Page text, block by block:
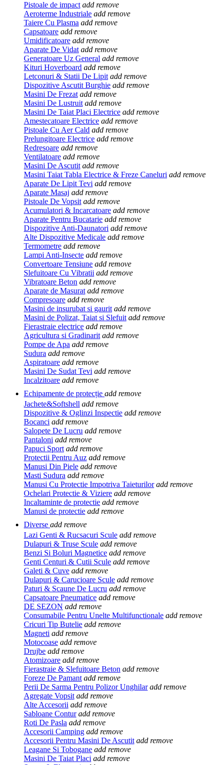
Pistoale de impact add remove
Aeroterme Industriale add remove
Taiere Cu Plasma add remove
Capsatoare add remove
Umidificatoare add remove
Aparate De Vidat add remove
Generatoare Uz General add remove
Kituri Hoverboard add remove
Letconuri & Statii De Lipit add remove
Dispozitive Ascutit Burghie add remove
Masini De Frezat add remove
Masini De Lustruit add remove
Masini De Taiat Placi Electrice add remove
Amestecatoare Electrice add remove
Pistoale Cu Aer Cald add remove
Prelungitoare Electrice add remove
Redresoare add remove
Ventilatoare add remove
Masini De Ascutit add remove
Masini Taiat Tabla Electrice & Freze Caneluri add remove
Aparate De Lipit Tevi add remove
Aparate Masaj add remove
Pistoale De Vopsit add remove
Acumulatori & Incarcatoare add remove
Aparate Pentru Bucatarie add remove
Dispozitive Anti-Daunatori add remove
Alte Dispozitive Medicale add remove
Termometre add remove
Lampi Anti-Insecte add remove
Convertoare Tensiune add remove
Slefuitoare Cu Vibratii add remove
Vibratoare Beton add remove
Aparate de Masurat add remove
Compresoare add remove
Masini de insurubat si gaurit add remove
Masini de Polizat, Taiat si Slefuit add remove
Fierastraie electrice add remove
Agricultura si Gradinarit add remove
Pompe de Apa add remove
Sudura add remove
Aspiratoare add remove
Masini De Sudat Tevi add remove
Incalzitoare add remove
Echipamente de protecție add remove
Jachete&Softshell add remove
Dispozitive & Oglinzi Inspectie add remove
Bocanci add remove
Salopete De Lucru add remove
Pantaloni add remove
Papuci Sport add remove
Protectii Pentru Auz add remove
Manusi Din Piele add remove
Masti Sudura add remove
Manusi Cu Protectie Impotriva Taieturilor add remove
Ochelari Protectie & Viziere add remove
Incaltaminte de protectie add remove
Manusi de protectie add remove
Diverse add remove
Lazi Genti & Rucsacuri Scule add remove
Dulapuri & Truse Scule add remove
Benzi Si Boluri Magnetice add remove
Genti Centuri & Cutii Scule add remove
Galeti & Cuve add remove
Dulapuri & Carucioare Scule add remove
Paturi & Scaune De Lucru add remove
Capsatoare Pneumatice add remove
DE SEZON add remove
Consumabile Pentru Unelte Multifunctionale add remove
Cricuri Tip Butelie add remove
Magneti add remove
Motocoase add remove
Drujbe add remove
Atomizoare add remove
Fierastraie & Slefuitoare Beton add remove
Foreze De Pamant add remove
Perii De Sarma Pentru Polizor Unghilar add remove
Agregate Vopsit add remove
Alte Accesorii add remove
Sabloane Contur add remove
Roti De Pasla add remove
Accesorii Camping add remove
Accesorii Pentru Masini De Ascutit add remove
Leagane Si Tobogane add remove
Masini De Taiat Placi add remove